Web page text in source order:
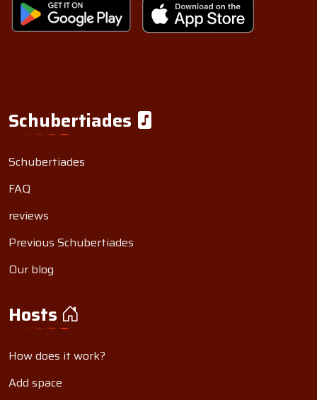
Schubertiades
Schubertiades
FAQ
reviews
Previous Schubertiades
Our blog
Hosts
How does it work?
Add space